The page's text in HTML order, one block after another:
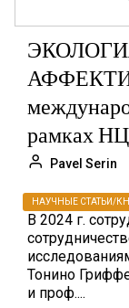
рамках
Pavel Serin
НАУЧНЫЕ СТАТЬИ/
В 2024 г.
Тонино
и проф....